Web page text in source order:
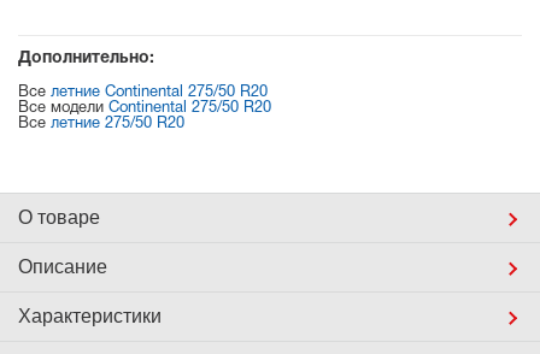
Дополнительно:
Все летние Continental 275/50 R20
Все модели Continental 275/50 R20
Все летние 275/50 R20
О товаре
Описание
Характеристики